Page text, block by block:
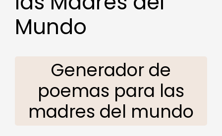
Mundo
Generador de
poemas para las
madres del mundo